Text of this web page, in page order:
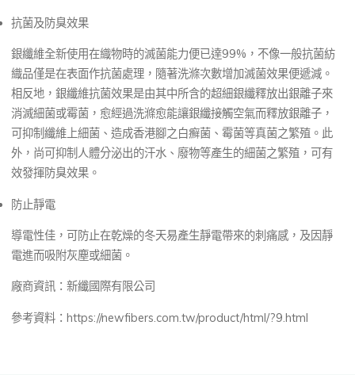
抗菌及防臭效果
銀纖維全新使用在織物時的滅菌能力便已達99%，不像一般抗菌紡
織品僅是在表面作抗菌處理，隨著洗滌次數增加滅菌效果便遞減。
相反地，銀纖維抗菌效果是由其中所含的超細銀纖釋放出銀離子來
消滅細菌或霉菌，愈經過洗滌愈能讓銀纖接觸空氣而釋放銀離子，
可抑制纖維上細菌、造成香港腳之白癬菌、霉菌等真菌之繁殖。此
外，尚可抑制人體分泌出的汗水、廢物等產生的細菌之繁殖，可有
效發揮防臭效果。
防止靜電
導電性佳，可防止在乾燥的冬天易產生靜電帶來的刺痛感，及因靜
電進而吸附灰塵或細菌。
廠商資訊：新纖國際有限公司
參考資料：https://newfibers.com.tw/product/html/?9.html